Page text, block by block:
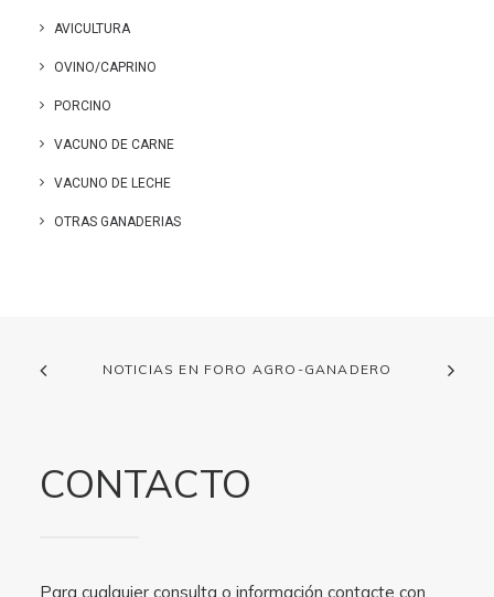
AVICULTURA
OVINO/CAPRINO
PORCINO
VACUNO DE CARNE
VACUNO DE LECHE
OTRAS GANADERIAS
NOTICIAS EN FORO AGRO-GANADERO
CONTACTO
Para cualquier consulta o información contacte con